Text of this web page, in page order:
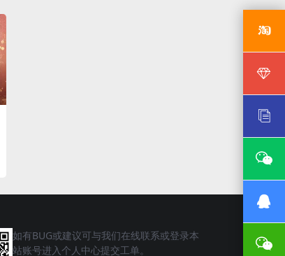
如有BUG或建议可与我们在线联系或登录本
站账号进入个人中心提交工单。